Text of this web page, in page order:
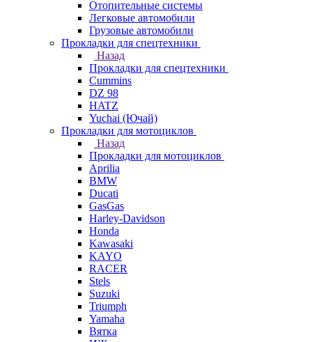
Отопительные системы
Легковые автомобили
Грузовые автомобили
Прокладки для спецтехники
Назад
Прокладки для спецтехники
Cummins
DZ 98
HATZ
Yuchai (Ючай)
Прокладки для мотоциклов
Назад
Прокладки для мотоциклов
Aprilia
BMW
Ducati
GasGas
Harley-Davidson
Honda
Kawasaki
KAYO
RACER
Stels
Suzuki
Triumph
Yamaha
Вятка